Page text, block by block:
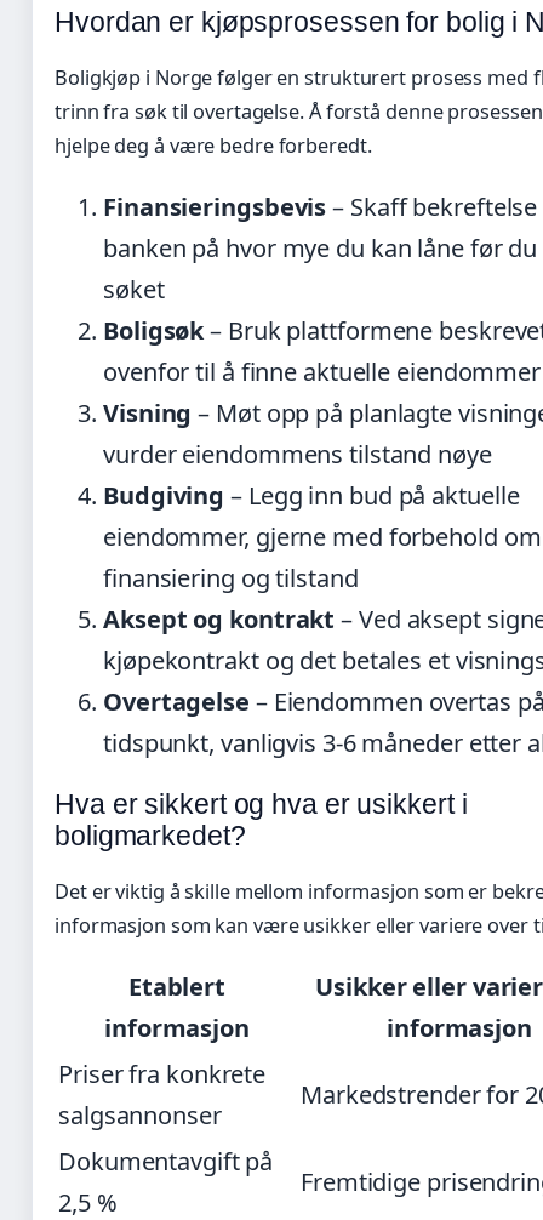
Hvordan er kjøpsprosessen for bolig i
Boligkjøp i Norge følger en strukturert prosess med
trinn fra søk til overtagelse. Å forstå denne
hjelpe deg å være bedre forberedt.
Finansieringsbevis– Skaff
banken på hvor mye du kan låne før
søket
Boligsøk– Bruk plattformene
ovenfor til å finne aktuelle eiendommer
Visning – Møt opp på planlagte
vurder eiendommens tilstand nøye
Budgiving – Legg inn bud på aktuelle
eiendommer, gjerne med forbehold om
finansiering og tilstand
Aksept og kontrakt – Ved aksept
kjøpekontrakt og det betales et
Overtagelse – Eiendommen overtas
tidspunkt, vanligvis 3-6 måneder etter
Hva er sikkert og hva er usikkert i
boligmarkedet?
Det er viktig å skille mellom informasjon som er
informasjon som kan være usikker eller variere over
Etablert
informasjon
Usikker eller
informasjon
Priser fra konkrete
salgsannonser
Markedstrender for
Dokumentavgift på
2,5 %
Fremtidige